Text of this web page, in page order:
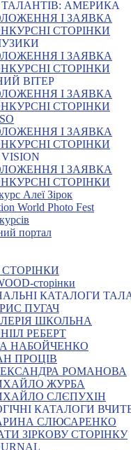
ТАЛАНТІВ: АМЕРИКА
І ЗАЯВКА
СТОРІНКИ
І ЗАЯВКА
СТОРІНКИ
ВІТЕР
І ЗАЯВКА
СТОРІНКИ
І ЗАЯВКА
СТОРІНКИ
І ЗАЯВКА
СТОРІНКИ
Алеї Зірок
World Photo Fest
портал
СТОРІНКИ
сторінки
КАТАЛОГИ
ПУГАЧ
ШКОЛЬНА
РЕБЕРТ
НАБОЙЧЕНКО
ПРОЦІВ
РОМАНОВА
ЖУРБА
СЛЄПУХІН
КАТАЛОГИ
СЛЮСАРЕНКО
ЗІРКОВУ СТОРІНКУ